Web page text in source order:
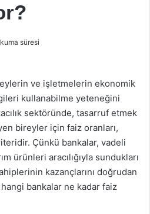
süresi
ve işletmelerin ekonomik
kullanabilme yeteneğini
sektöründe, tasarruf etmek
bireyler için faiz oranları,
Çünkü bankalar, vadeli
ürünleri aracılığıyla sundukları
kazançlarını doğrudan
bankalar ne kadar faiz